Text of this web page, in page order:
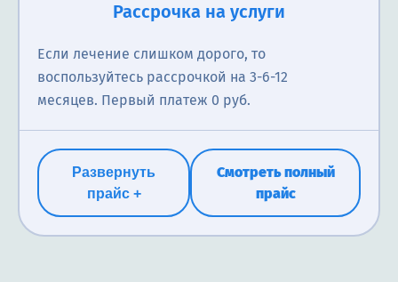
Рассрочка на услуги
Если лечение слишком дорого, то
воспользуйтесь рассрочкой на 3-6-12
месяцев. Первый платеж 0 руб.
Развернуть
прайс +
Смотреть полный
прайс